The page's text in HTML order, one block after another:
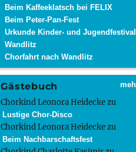
Beim Kaffeeklatsch bei FELIX
Beim Peter-Pan-Fest
Urkunde Kinder- und Jugendfestival
Wandlitz
Chorfahrt nach Wandlitz
Gästebuch
Chorkind Leonora Heideckezu
Lustige Chor-Disco
Chorkind Leonora Heideckezu
Beim Nachbarschaftsfest